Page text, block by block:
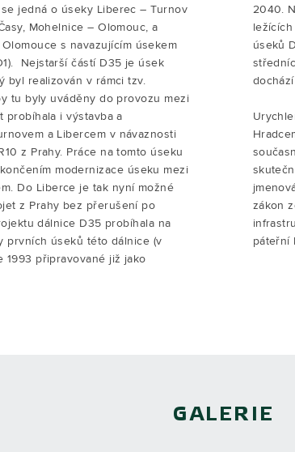
jedná o úseky Liberec – Turnov
Mohelnice – Olomouc, a
s navazujícím úsekem
Nejstarší částí D35 je úsek
byl realizován v rámci tzv.
tu byly uváděny do provozu mezi
probíhala i výstavba a
a Libercem v návaznosti
z Prahy. Práce na tomto úseku
modernizace úseku mezi
Do Liberce je tak nyní možné
z Prahy bez přerušení po
dálnice D35 probíhala na
prvních úseků této dálnice (v
1993 připravované již jako
2040.
úseků
zákon
páteřní
GALERIE